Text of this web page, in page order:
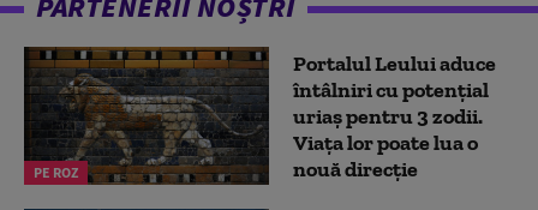
PE ROZ
Portalul Leului aduce
întâlniri cu potențial
uriaș pentru 3 zodii.
Viața lor poate lua o
nouă direcție